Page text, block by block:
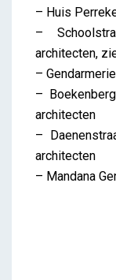
– Huis
–
architecten,
–
–
architecten
–
architecten
– Mandana